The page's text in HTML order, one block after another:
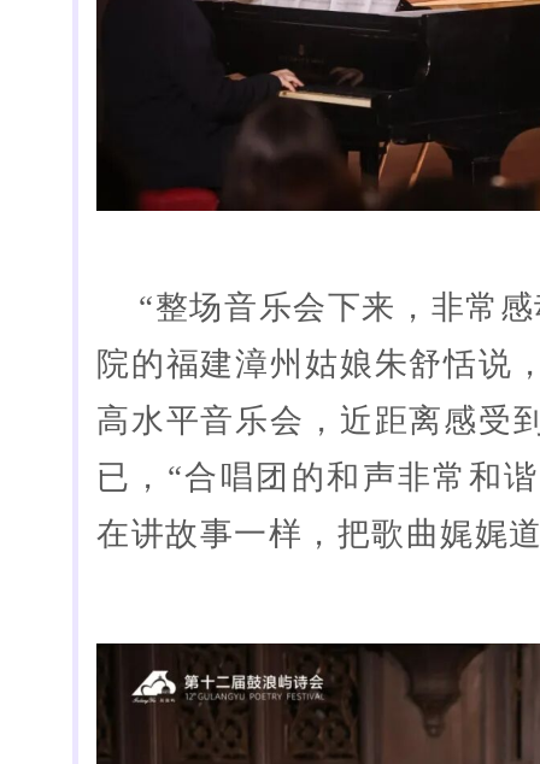
“整场音乐会下来，非常
院的福建漳州姑娘朱舒恬说
高水平音乐会，近距离感受
已，“合唱团的和声非常和
在讲故事一样，把歌曲娓娓